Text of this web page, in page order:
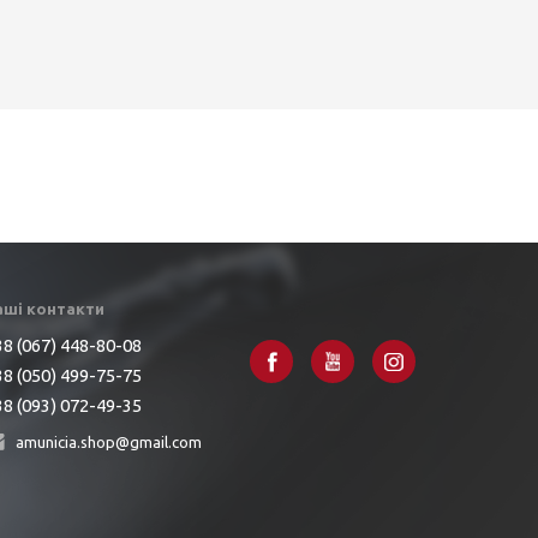
контакти
(067) 448-80-08
(050) 499-75-75
(093) 072-49-35
amunicia.shop@gmail.com